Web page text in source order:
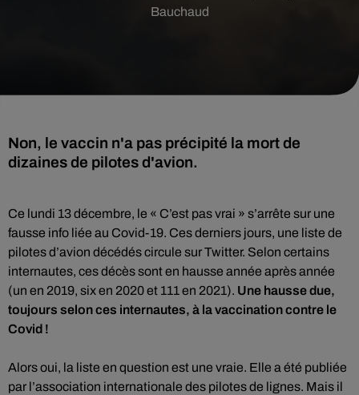
Bauchaud
Non, le vaccin n'a pas précipité la mort de
dizaines de pilotes d'avion.
Ce lundi 13 décembre, le « C’est pas vrai » s’arrête sur une
fausse info liée au Covid-19. Ces derniers jours, une liste de
pilotes d’avion décédés circule sur Twitter. Selon certains
internautes, ces décès sont en hausse année après année
(un en 2019, six en 2020 et 111 en 2021). Une hausse due,
toujours selon ces internautes, à la vaccination contre le
Covid !
Alors oui, la liste en question est une vraie. Elle a été publiée
par l’association internationale des pilotes de lignes. Mais il